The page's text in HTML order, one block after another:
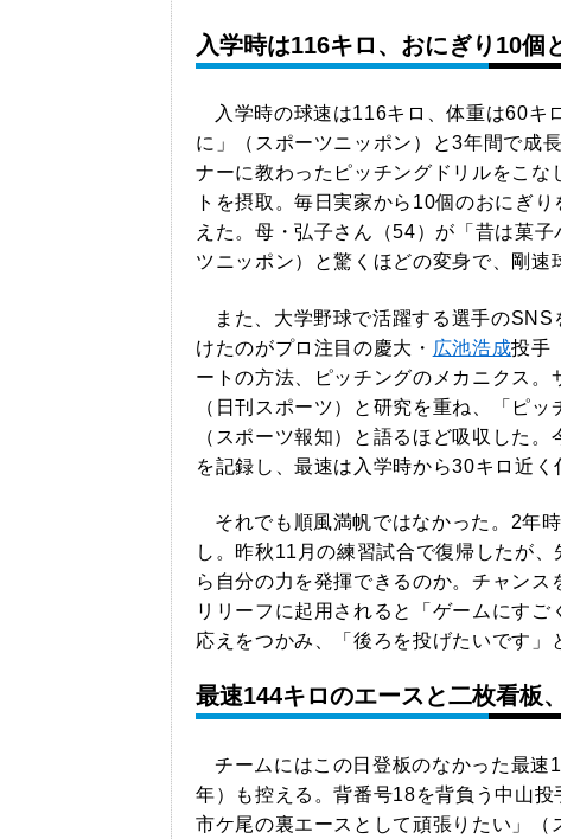
入学時は116キロ、おにぎり10個
入学時の球速は116キロ、体重は60キ
に」（スポーツニッポン）と3年間で成
ナーに教わったピッチングドリルをこ
トを摂取。毎日実家から10個のおにぎ
えた。母・弘子さん（54）が「昔は菓
ツニッポン）と驚くほどの変身で、剛速
また、大学野球で活躍する選手の
けたのがプロ注目の慶大・ 広池浩成投手
ートの方法、ピッチングのメカニクス。
（日刊スポーツ）と研究を重ね、「ピ
（スポーツ報知）と語るほど吸収した
を記録し、最速は入学時から30キロ近く
それでも順風満帆ではなかった。2年
し。昨秋11月の練習試合で復帰したが
ら自分の力を発揮できるのか。チャン
リリーフに起用されると「ゲームにす
応えをつかみ、「後ろを投げたいです」
最速144キロのエースと二枚看板
チームにはこの日登板のなかった最速
年）も控える。背番号18を背負う中山投
市ケ尾の裏エースとして頑張りたい」（